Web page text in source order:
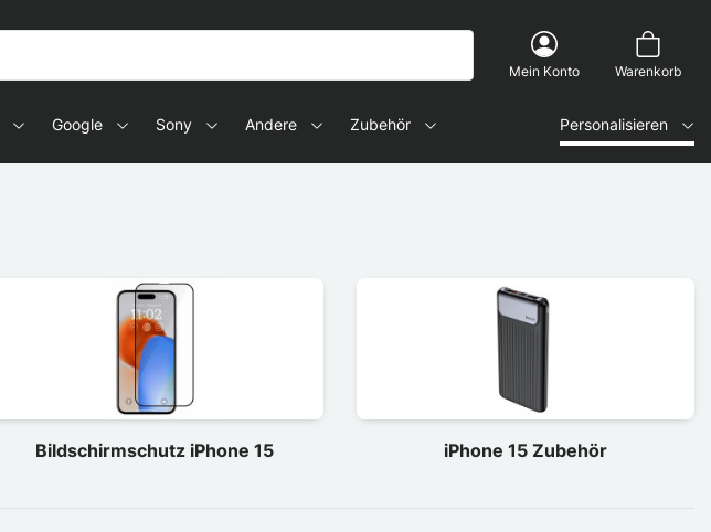
Mein Konto Warenkorb
Google Sony Andere Zubehör Personalisieren
Bildschirmschutz iPhone 15 iPhone 15 Zubehör